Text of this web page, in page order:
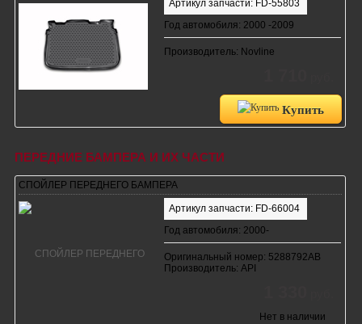
Артикул запчасти: FD-55803
Год автомобиля: 2000 -2009
Производитель: Novline
Купить
ПЕРЕДНИЕ БАМПЕРА И ИХ ЧАСТИ
СПОЙЛЕР ПЕРЕДНЕГО БАМПЕРА
Артикул запчасти: FD-66004
Год автомобиля: 2000-
Оригинальный номер: 5288792AB
Производитель: API
Нет в наличии